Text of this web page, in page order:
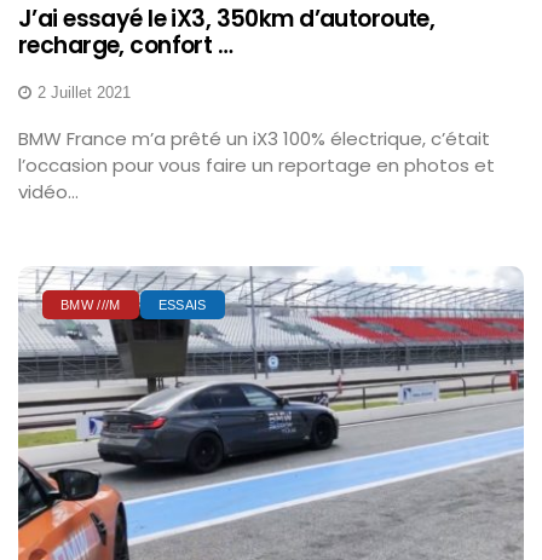
J’ai essayé le iX3, 350km d’autoroute,
recharge, confort …
2 Juillet 2021
BMW France m’a prêté un iX3 100% électrique, c’était
l’occasion pour vous faire un reportage en photos et
vidéo...
BMW ///M ESSAIS